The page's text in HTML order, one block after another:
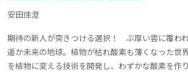
安田佳澄
期待の新人が突きつける選択！ ぶ厚い雲に覆わ
遥か未来の地球。植物が枯れ酸素も薄くなった世
を植物に変える技術を開発し、わずかな酸素を作